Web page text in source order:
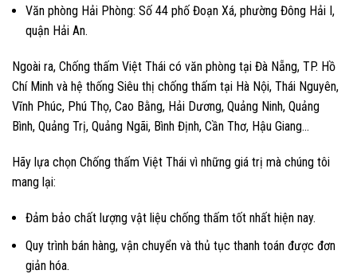
Văn phòng Hải Phòng: Số 44 phố Đoạn Xá, phường Đông Hải I,
quận Hải An.
Ngoài ra, Chống thấm Việt Thái có văn phòng tại Đà Nẵng, TP. Hồ
Chí Minh và hệ thống Siêu thị chống thấm tại Hà Nội, Thái Nguyên,
Vĩnh Phúc, Phú Thọ, Cao Bằng, Hải Dương, Quảng Ninh, Quảng
Bình, Quảng Trị, Quảng Ngãi, Bình Định, Cần Thơ, Hậu Giang…
Hãy lựa chọn Chống thấm Việt Thái vì những giá trị mà chúng tôi
mang lại:
Đảm bảo chất lượng vật liệu chống thấm tốt nhất hiện nay.
Quy trình bán hàng, vận chuyển và thủ tục thanh toán được đơn
giản hóa.